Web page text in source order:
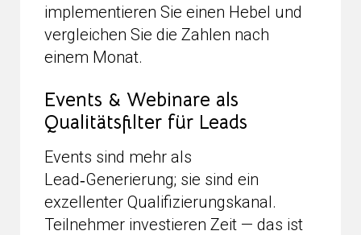
implementieren Sie einen Hebel und
vergleichen Sie die Zahlen nach
einem Monat.
Events & Webinare als
Qualitätsfilter für Leads
Events sind mehr als
Lead‑Generierung; sie sind ein
exzellenter Qualifizierungskanal.
Teilnehmer investieren Zeit — das ist